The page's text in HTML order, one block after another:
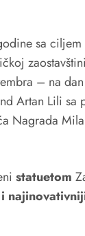
sa
– na
Artan Lili sa
Nagrada
statuetom